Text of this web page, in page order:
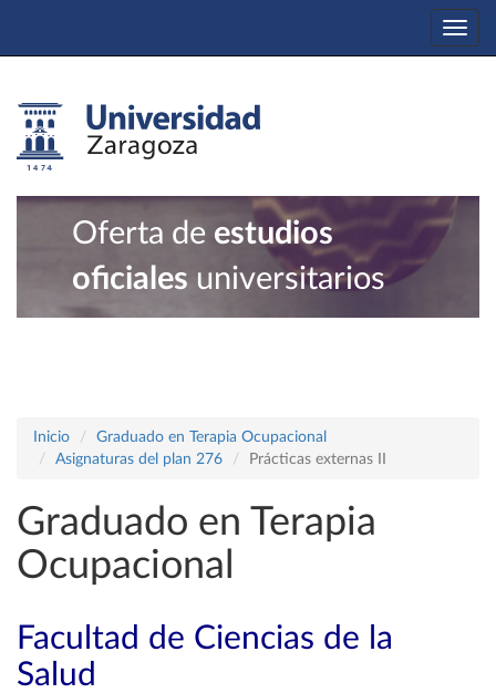
Oferta de estudios
oficiales universitarios
Inicio
Graduado en Terapia Ocupacional
Asignaturas del plan 276
Prácticas externas II
Graduado en Terapia
Ocupacional
Facultad de Ciencias de la
Salud